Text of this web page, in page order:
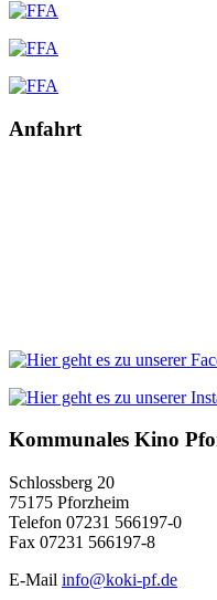
Anfahrt
Kommunales Kino
Schlossberg 20
75175 Pforzheim
Telefon 07231 566197-0
Fax 07231 566197-8
E-Mail info@koki-pf.de